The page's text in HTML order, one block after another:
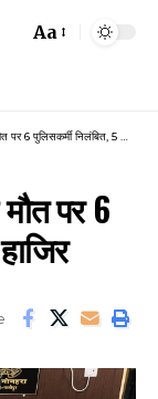
Font
Aa
पुलिसकर्मी निलंबित, 5 लाइन हाजिर
मौत पर 6